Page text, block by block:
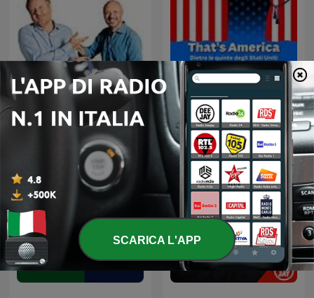
Uno, nessuno, 100Milan That's America
SCARICA L'APP